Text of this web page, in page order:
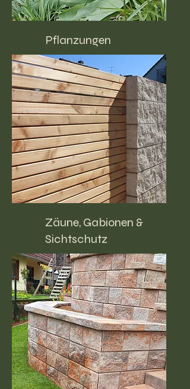
Pflanzungen
Zäune, Gabionen &
Sichtschutz